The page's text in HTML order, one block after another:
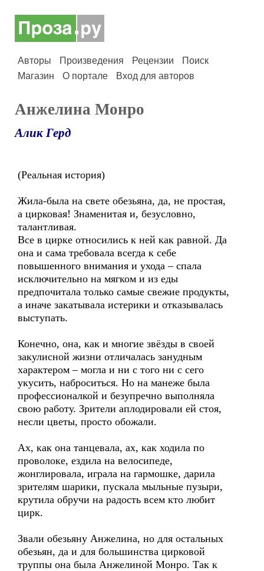
Авторы Произведения Рецензии
Поиск
Магазин
О портале Вход для авторов
Анжелина Монро
Алик Герд
(Реальная история)
Жила-была на свете обезьяна, да, не простая,
а цирковая! Знаменитая и, безусловно,
талантливая.
Все в цирке относились к ней как равной. Да
она и сама требовала всегда к себе
повышенного внимания и ухода – спала
исключительно на мягком и из еды
предпочитала только самые свежие продукты,
а иначе закатывала истерики и отказывалась
выступать.
Конечно, она, как и многие звёзды в своей
закулисной жизни отличалась занудным
характером – могла и ни с того ни с сего
укусить, наброситься. Но на манеже была
профессионалкой и безупречно выполняла
свою работу. Зрители аплодировали ей стоя,
несли цветы, просто обожали.
Ах, как она танцевала, ах, как ходила по
проволоке, ездила на велосипеде,
жонглировала, играла на гармошке, дарила
зрителям шарики, пускала мыльные пузыри,
крутила обручи на радость всем кто любит
цирк.
Звали обезьяну Анжелина, но для остальных
обезьян, да и для большинства цирковой
труппы она была Анжелиной Монро. Так к